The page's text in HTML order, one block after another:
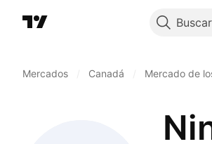
Buscar
Mercados Canadá Mercado de